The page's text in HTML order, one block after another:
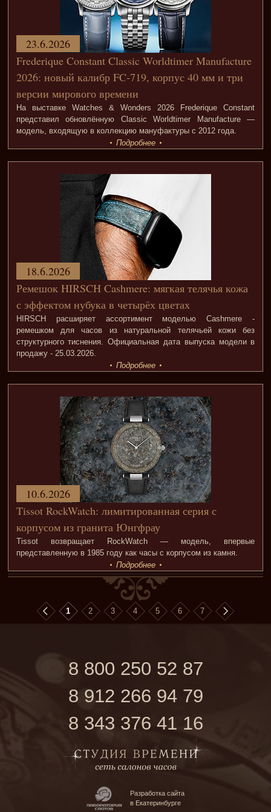
Frederique Constant Classic Worldtimer Manufacture
2026: новый калибр FC-719, корпус 40 мм и три
версии мирового времени
На выставке Watches & Wonders 2026 Frederique Constant
представил обновлённую Classic Worldtimer Manufacture —
модель, входящую в коллекцию мануфактуры с 2012 года.
23.6.2026
Подробнее
Ремешок HIRSCH Cashmere: мягкая телячья кожа
с эффектом нубука в четырёх цветах
HIRSCH расширяет ассортимент моделью Cashmere -
ремешком для часов из натуральной телячьей кожи без
структурного тиснения. Официальная дата выпуска модели в
продажу - 25.03.2026.
18.6.2026
Подробнее
Tissot RockWatch: лимитированная серия с
корпусом из гранита Юнгфрау
Tissot возвращает RockWatch — модель, впервые
представленную в 1985 году как часы с корпусом из камня.
10.6.2026
Подробнее
1 2 3 4 5 6 7
8 800 250 52 87
8 912 266 94 79
8 343 376 41 16
Разработка сайта
в Екатеринбурге